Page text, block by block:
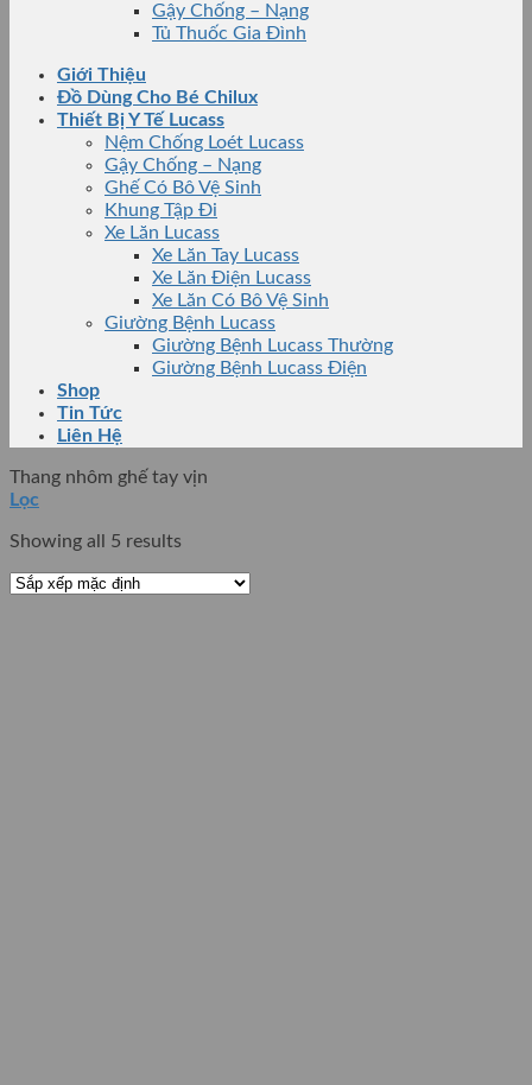
Gậy Chống – Nạng
Tủ Thuốc Gia Đình
Giới Thiệu
Đồ Dùng Cho Bé Chilux
Thiết Bị Y Tế Lucass
Nệm Chống Loét Lucass
Gậy Chống – Nạng
Ghế Có Bô Vệ Sinh
Khung Tập Đi
Xe Lăn Lucass
Xe Lăn Tay Lucass
Xe Lăn Điện Lucass
Xe Lăn Có Bô Vệ Sinh
Giường Bệnh Lucass
Giường Bệnh Lucass Thường
Giường Bệnh Lucass Điện
Shop
Tin Tức
Liên Hệ
Thang nhôm ghế tay vịn
Lọc
Showing all 5 results